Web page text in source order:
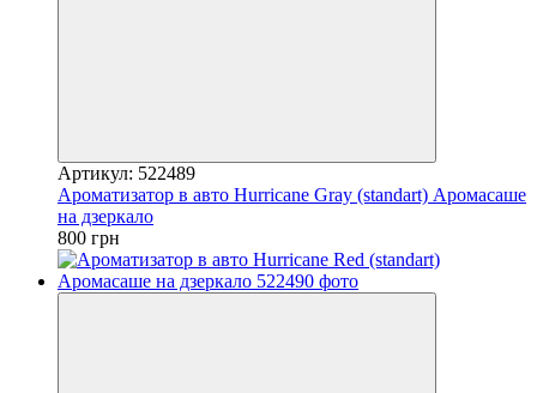
Артикул: 522489
Ароматизатор в авто Hurricane Gray (standart) Аромасаше
на дзеркало
800 грн